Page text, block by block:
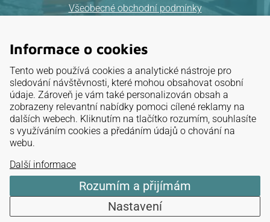
Hodnocení penzionu
Všeobecné obchodní podmínky
Provozovatel:
ELKAT, a.s.
IČ: 26 88 32 95
Mariánské údolí 3, Brno
Informace o cookies
Tento web používá cookies a analytické nástroje pro
sledování návštěvnosti, které mohou obsahovat osobní
údaje. Zároveň je vám také personalizován obsah a
zobrazeny relevantní nabídky pomoci cílené reklamy na
dalších webech. Kliknutím na tlačítko rozumím, souhlasíte
s využíváním cookies a předáním údajů o chování na
webu.
Další informace
Rozumím a přijímám
Nastavení